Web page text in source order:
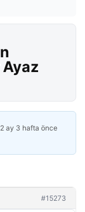
Ayaz
2 ay 3 hafta önce
#15273